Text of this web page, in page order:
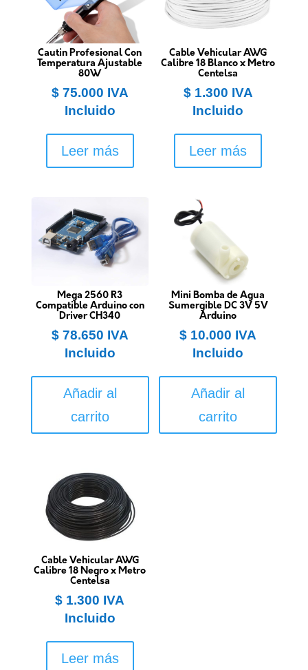
Cautin Profesional Con
Temperatura Ajustable
80W
$75.000 IVA
Incluido
Leer más
Cable Vehicular AWG
Calibre 18 Blanco x Metro
Centelsa
$1.300 IVA
Incluido
Leer más
Mega 2560 R3
Compatible Arduino con
Driver CH340
$78.650 IVA
Incluido
Añadir al
carrito
Mini Bomba de Agua
Sumergible DC 3V 5V
Arduino
$ 10.000 IVA
Incluido
Añadir al
carrito
Cable Vehicular AWG
Calibre 18 Negro x Metro
Centelsa
$ 1.300 IVA
Incluido
Leer más